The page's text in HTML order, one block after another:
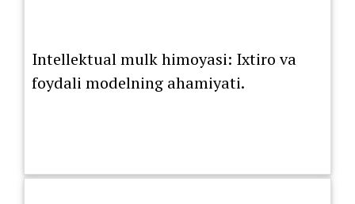
Intellektual mulk himoyasi: Ixtiro va
foydali modelning ahamiyati.